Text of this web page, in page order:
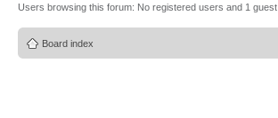
Users browsing this forum: No registered users and 1 guest
Board index